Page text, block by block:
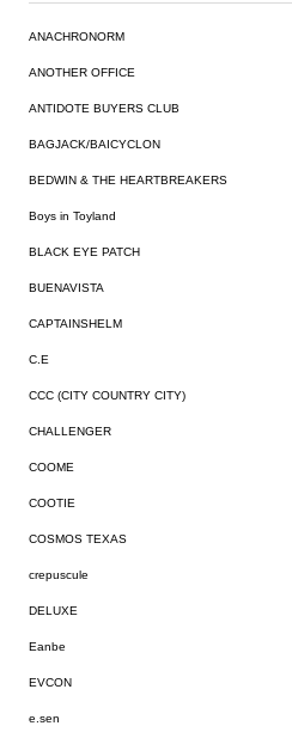
ANACHRONORM
ANOTHER OFFICE
ANTIDOTE BUYERS CLUB
BAGJACK/BAICYCLON
BEDWIN & THE HEARTBREAKERS
Boys in Toyland
BLACK EYE PATCH
BUENAVISTA
CAPTAINSHELM
C.E
CCC (CITY COUNTRY CITY)
CHALLENGER
COOME
COOTIE
COSMOS TEXAS
crepuscule
DELUXE
Eanbe
EVCON
e.sen